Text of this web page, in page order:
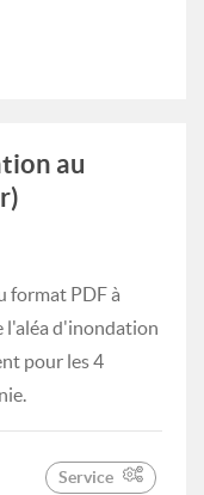
au
format PDF à
l'aléa d'inondation
pour les 4
Service